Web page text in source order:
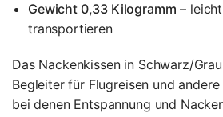
Gewicht 0,33 Kilogramm –
transportieren
Das Nackenkissen in Schwarz/
Begleiter für Flugreisen und
bei denen Entspannung und